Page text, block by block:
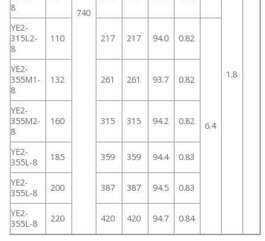
740
1.8
8
YE2-
315L2-
8
110 217 217 94.0 0.82
6.4
YE2-
355M1-
8
132 261 261 93.7 0.82
YE2-
355M2-
8
160 315 315 94.2 0.82
YE2-
355L-8
185 359 359 94.4 0.83
YE2-
355L-8
200 387 387 94.5 0.83
YE2-
355L-8
220 420 420 94.7 0.84